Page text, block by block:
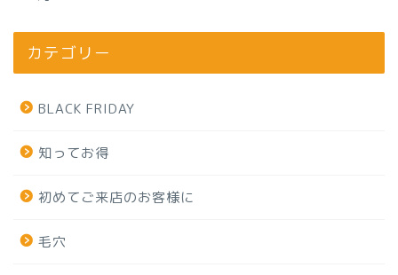
カテゴリー
BLACK FRIDAY
知ってお得
初めてご来店のお客様に
毛穴